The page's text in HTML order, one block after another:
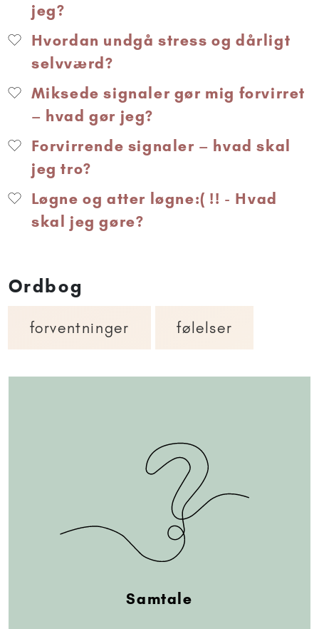
jeg?
Hvordan undgå stress og dårligt
selvværd?
Miksede signaler gør mig forvirret
– hvad gør jeg?
Forvirrende signaler – hvad skal
jeg tro?
Løgne og atter løgne:( !! - Hvad
skal jeg gøre?
Ordbog
forventninger følelser
Samtale